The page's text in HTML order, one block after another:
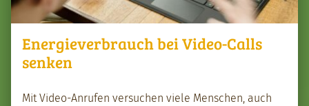
Energieverbrauch bei Video-Calls
senken
Mit Video-Anrufen ver­suchen viele Men­schen, auch